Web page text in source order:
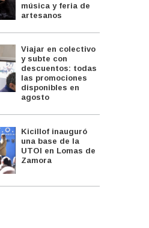
música y feria de
artesanos
Viajar en colectivo
y subte con
descuentos: todas
las promociones
disponibles en
agosto
Kicillof inauguró
una base de la
UTOI en Lomas de
Zamora